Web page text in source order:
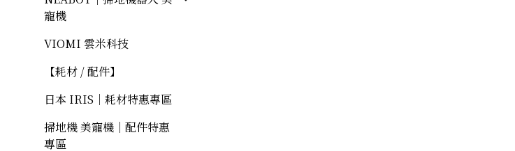
寵機
VIOMI 雲米科技
【耗材 / 配件】
日本 IRIS｜耗材特惠專區
掃地機 美寵機｜配件特惠
專區